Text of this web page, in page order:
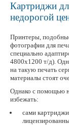
Картриджи
недорогой
Принтеры,
фотографии для
специально
4800x1200 т/д).
на такую печать
материалы стоят
Однако с помощью
избежать:
сами